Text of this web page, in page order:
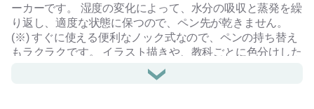
ーカーです。 湿度の変化によって、水分の吸収と蒸発を繰
り返し、適度な状態に保つので、ペン先が乾きません。
(※) すぐに使える便利なノック式なので、ペンの持ち替え
もラクラクです。 イラスト描きや、教科ごとに色分けした
勉強ノートなどに活躍します。
また、別の色同士を重ね塗りしてもにじまないインクなの